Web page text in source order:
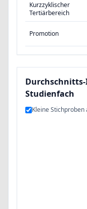
Kurzzyklischer
Tertiärbereich
Promotion
Studienfach
Kleine Stichproben